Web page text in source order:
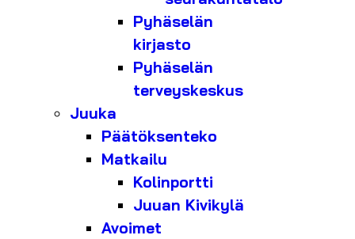
Pyhäselän
kirjasto
Pyhäselän
terveyskeskus
Juuka
Päätöksenteko
Matkailu
Kolinportti
Juuan Kivikylä
Avoimet